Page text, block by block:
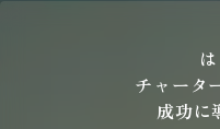
チャータ
成功に